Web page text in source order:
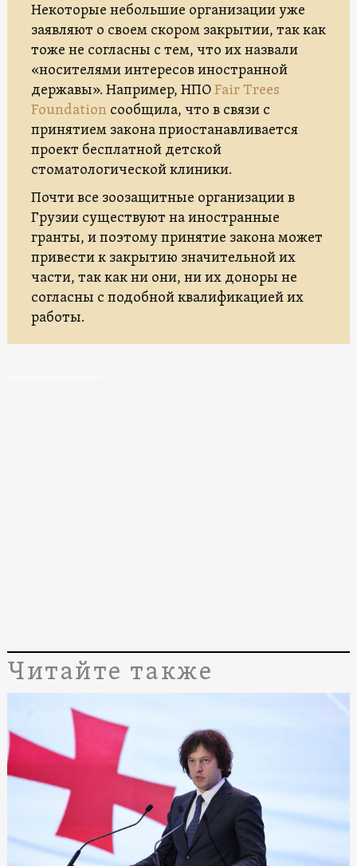
Некоторые небольшие организации уже
заявляют о своем скором закрытии, так как
тоже не согласны с тем, что их назвали
«носителями интересов иностранной
державы». Например, НПОFair Trees
Foundationсообщила, что в связи с
принятием закона приостанавливается
проект бесплатной детской
стоматологической клиники.
Почти все зоозащитные организации в
Грузии существуют на иностранные
гранты, и поэтому принятие закона может
привести к закрытию значительной их
части, так как ни они, ни их доноры не
согласны с подобной квалификацией их
работы.
Читайте также